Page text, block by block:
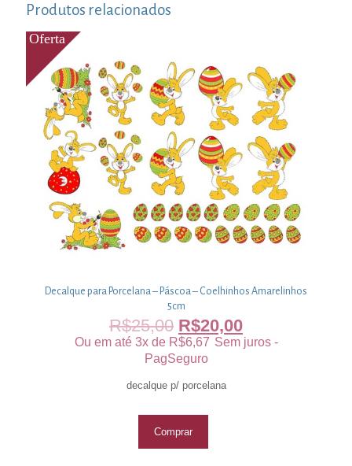
Produtos relacionados
Decalque para Porcelana – Páscoa – Coelhinhos Amarelinhos
5cm
R$25,00 R$20,00
Ou em até 3x de R$6,67 Sem juros -
PagSeguro
decalque p/ porcelana
Comprar